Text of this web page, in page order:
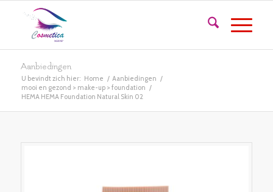
Aanbiedingen
U bevindt zich hier: Home / Aanbiedingen /
mooi en gezond > make-up > foundation /
HEMA HEMA Foundation Natural Skin 02